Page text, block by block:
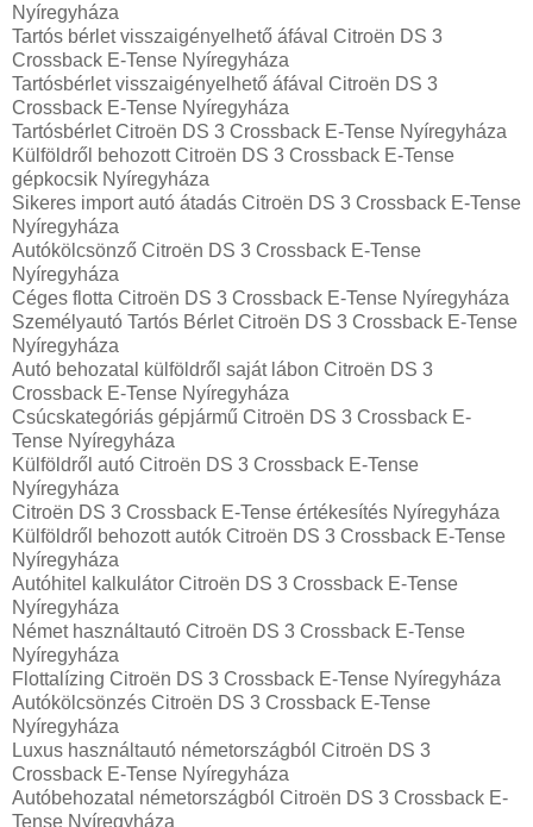
Nyíregyháza
Tartós bérlet visszaigényelhető áfával Citroën DS 3
Crossback E-Tense Nyíregyháza
Tartósbérlet visszaigényelhető áfával Citroën DS 3
Crossback E-Tense Nyíregyháza
Tartósbérlet Citroën DS 3 Crossback E-Tense Nyíregyháza
Külföldről behozott Citroën DS 3 Crossback E-Tense
gépkocsik Nyíregyháza
Sikeres import autó átadás Citroën DS 3 Crossback E-Tense
Nyíregyháza
Autókölcsönző Citroën DS 3 Crossback E-Tense
Nyíregyháza
Céges flotta Citroën DS 3 Crossback E-Tense Nyíregyháza
Személyautó Tartós Bérlet Citroën DS 3 Crossback E-Tense
Nyíregyháza
Autó behozatal külföldről saját lábon Citroën DS 3
Crossback E-Tense Nyíregyháza
Csúcskategóriás gépjármű Citroën DS 3 Crossback E-
Tense Nyíregyháza
Külföldről autó Citroën DS 3 Crossback E-Tense
Nyíregyháza
Citroën DS 3 Crossback E-Tense értékesítés Nyíregyháza
Külföldről behozott autók Citroën DS 3 Crossback E-Tense
Nyíregyháza
Autóhitel kalkulátor Citroën DS 3 Crossback E-Tense
Nyíregyháza
Német használtautó Citroën DS 3 Crossback E-Tense
Nyíregyháza
Flottalízing Citroën DS 3 Crossback E-Tense Nyíregyháza
Autókölcsönzés Citroën DS 3 Crossback E-Tense
Nyíregyháza
Luxus használtautó németországból Citroën DS 3
Crossback E-Tense Nyíregyháza
Autóbehozatal németországból Citroën DS 3 Crossback E-
Tense Nyíregyháza